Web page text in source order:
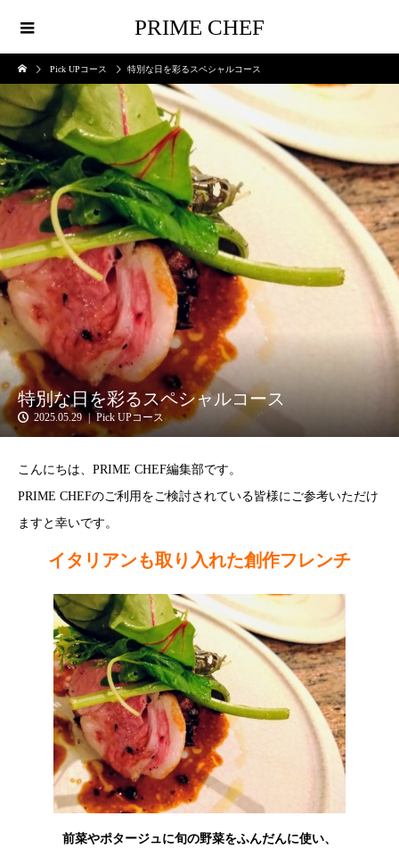
PRIME CHEF
Pick UPコース 特別な日を彩るスペシャルコース
特別な日を彩るスペシャルコース
2025.05.29 Pick UPコース
こんにちは、PRIME CHEF編集部です。
PRIME CHEFのご利用をご検討されている皆様にご参考いただけ
ますと幸いです。
イタリアンも取り入れた創作フレンチ
前菜やポタージュに旬の野菜をふんだんに使い、